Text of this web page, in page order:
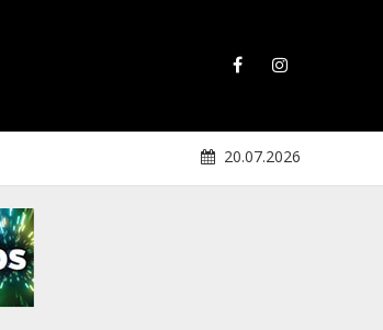
20.07.2026